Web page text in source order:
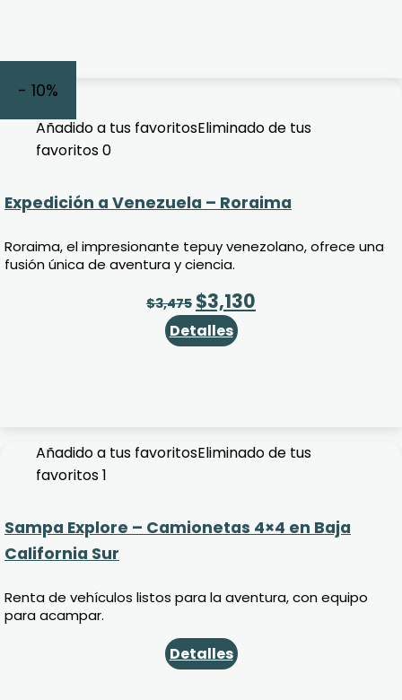
- 10%
Añadido a tus favoritosEliminado de tus
favoritos0
Expedición a Venezuela – Roraima
Roraima, el impresionante tepuy venezolano, ofrece una
fusión única de aventura y ciencia.
$3,475 $3,130
Detalles
Añadido a tus favoritosEliminado de tus
favoritos1
Sampa Explore – Camionetas 4×4 en Baja
California Sur
Renta de vehículos listos para la aventura, con equipo
para acampar.
Detalles